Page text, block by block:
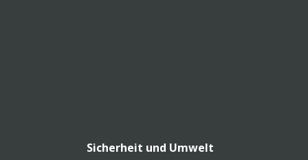
Sicherheit und Umwelt